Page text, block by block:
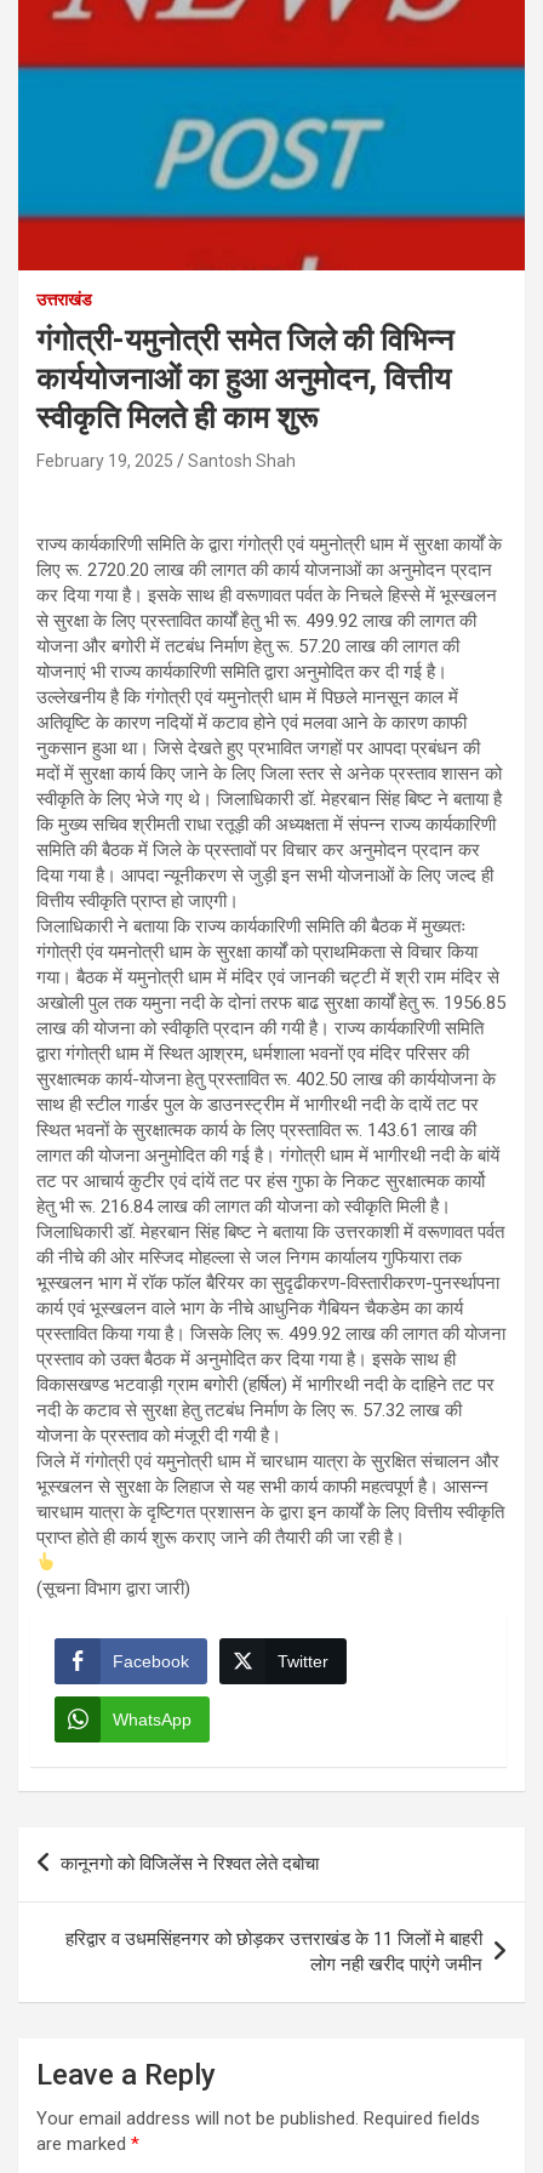
उत्तराखंड
गंगोत्री-यमुनोत्री समेत जिले की विभिन्न
कार्ययोजनाओं का हुआ अनुमोदन, वित्तीय
स्वीकृति मिलते ही काम शुरू
February 19, 2025 Santosh Shah
राज्य कार्यकारिणी समिति के द्वारा गंगोत्री एवं यमुनोत्री धाम में सुरक्षा कार्यों के
लिए रू. 2720.20 लाख की लागत की कार्य योजनाओं का अनुमोदन प्रदान
कर दिया गया है। इसके साथ ही वरूणावत पर्वत के निचले हिस्से में भूस्खलन
से सुरक्षा के लिए प्रस्तावित कार्यों हेतु भी रू. 499.92 लाख की लागत की
योजना और बगोरी में तटबंध निर्माण हेतु रू. 57.20 लाख की लागत की
योजनाएं भी राज्य कार्यकारिणी समिति द्वारा अनुमोदित कर दी गई है।
उल्लेखनीय है कि गंगोत्री एवं यमुनोत्री धाम में पिछले मानसून काल में
अतिवृष्टि के कारण नदियों में कटाव होने एवं मलवा आने के कारण काफी
नुकसान हुआ था। जिसे देखते हुए प्रभावित जगहों पर आपदा प्रबंधन की
मदों में सुरक्षा कार्य किए जाने के लिए जिला स्तर से अनेक प्रस्ताव शासन को
स्वीकृति के लिए भेजे गए थे। जिलाधिकारी डॉ. मेहरबान सिंह बिष्ट ने बताया है
कि मुख्य सचिव श्रीमती राधा रतूड़ी की अध्यक्षता में संपन्न राज्य कार्यकारिणी
समिति की बैठक में जिले के प्रस्तावों पर विचार कर अनुमोदन प्रदान कर
दिया गया है। आपदा न्यूनीकरण से जुड़ी इन सभी योजनाओं के लिए जल्द ही
वित्तीय स्वीकृति प्राप्त हो जाएगी।
जिलाधिकारी ने बताया कि राज्य कार्यकारिणी समिति की बैठक में मुख्यतः
गंगोत्री एंव यमनोत्री धाम के सुरक्षा कार्यों को प्राथमिकता से विचार किया
गया। बैठक में यमुनोत्री धाम में मंदिर एवं जानकी चट्टी में श्री राम मंदिर से
अखोली पुल तक यमुना नदी के दोनां तरफ बाढ सुरक्षा कार्यों हेतु रू. 1956.85
लाख की योजना को स्वीकृति प्रदान की गयी है। राज्य कार्यकारिणी समिति
द्वारा गंगोत्री धाम में स्थित आ़श्रम, धर्मशाला भवनों एव मंदिर परिसर की
सुरक्षात्मक कार्य-योजना हेतु प्रस्तावित रू. 402.50 लाख की कार्ययोजना के
साथ ही स्टील गार्डर पुल के डाउनस्ट्रीम में भागीरथी नदी के दायें तट पर
स्थित भवनों के सुरक्षात्मक कार्य के लिए प्रस्तावित रू. 143.61 लाख की
लागत की योजना अनुमोदित की गई है। गंगोत्री धाम में भागीरथी नदी के बांयें
तट पर आचार्य कुटीर एवं दांयें तट पर हंस गुफा के निकट सुरक्षात्मक कार्यो
हेतु भी रू. 216.84 लाख की लागत की योजना को स्वीकृति मिली है।
जिलाधिकारी डॉ. मेहरबान सिंह बिष्ट ने बताया कि उत्तरकाशी में वरूणावत पर्वत
की नीचे की ओर मस्जिद मोहल्ला से जल निगम कार्यालय गुफियारा तक
भूस्खलन भाग में रॉक फॉल बैरियर का सुदृढीकरण-विस्तारीकरण-पुनर्स्थापना
कार्य एवं भूस्खलन वाले भाग के नीचे आधुनिक गैबियन चैकडेम का कार्य
प्रस्तावित किया गया है। जिसके लिए रू. 499.92 लाख की लागत की योजना
प्रस्ताव को उक्त बैठक में अनुमोदित कर दिया गया है। इसके साथ ही
विकासखण्ड भटवाड़ी ग्राम बगोरी (हर्षिल) में भागीरथी नदी के दाहिने तट पर
नदी के कटाव से सुरक्षा हेतु तटबंध निर्माण के लिए रू. 57.32 लाख की
योजना के प्रस्ताव को मंजूरी दी गयी है।
जिले में गंगोत्री एवं यमुनोत्री धाम में चारधाम यात्रा के सुरक्षित संचालन और
भूस्खलन से सुरक्षा के लिहाज से यह सभी कार्य काफी महत्वपूर्ण है। आसन्न
चारधाम यात्रा के दृष्टिगत प्रशासन के द्वारा इन कार्यों के लिए वित्तीय स्वीकृति
प्राप्त होते ही कार्य शुरू कराए जाने की तैयारी की जा रही है।
(सूचना विभाग द्वारा जारी)
Facebook Twitter
WhatsApp
Post
navigation
कानूनगो को विजिलेंस ने रिश्वत लेते दबोचा
हरिद्वार व उधमसिंहनगर को छोड़कर उत्तराखंड के 11 जिलों मे बाहरी
लोग नही खरीद पाएंगे जमीन
Leave a Reply
Your email address will not be published. Required fields
are marked *